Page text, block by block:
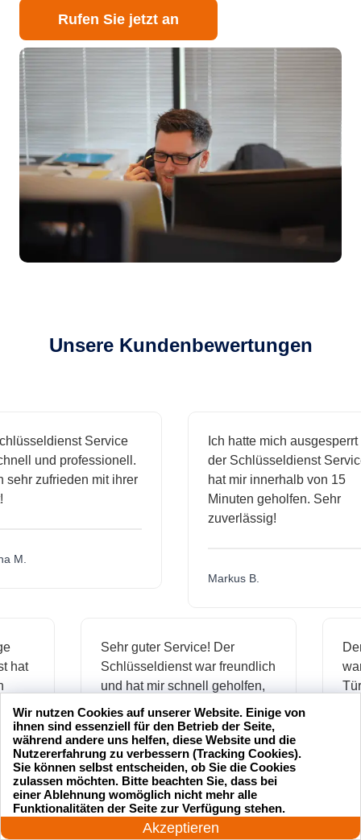
Rufen Sie jetzt an
Unsere Kundenbewertungen
Service
und professionell.
zufrieden mit ihrer
Ich hatte mich ausgesperrt und
der Schlüsseldienst Service
hat mir innerhalb von 15
Minuten geholfen. Sehr
zuverlässig!
Markus B.
hat
Sehr guter Service! Der
Schlüsseldienst war freundlich
und hat mir schnell geholfen,
als ich meine Schlüssel
verloren hatte.
Jonas M.
24 Stunden am Tag
Akzeptieren
Wir nutzen Cookies auf unserer Website. Einige von
ihnen sind essenziell für den Betrieb der Seite,
während andere uns helfen, diese Website und die
Nutzererfahrung zu verbessern (Tracking Cookies).
Sie können selbst entscheiden, ob Sie die Cookies
zulassen möchten. Bitte beachten Sie, dass bei
einer Ablehnung womöglich nicht mehr alle
Funktionalitäten der Seite zur Verfügung stehen.